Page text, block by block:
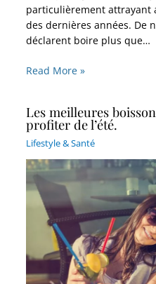
particulièrement attrayant
des dernières années. De
déclarent boire plus que…
Read More »
Les meilleures
profiter de l’été.
Lifestyle & Santé